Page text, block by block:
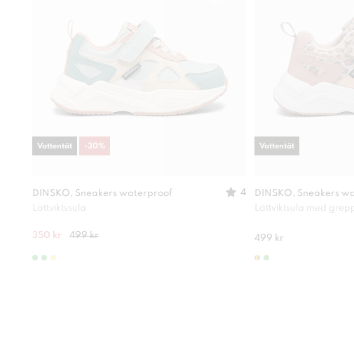
DINSKO, Sneakers waterproof
4
Lättviktssula
350 kr 499 kr
Vattentät -30%
DINSKO, Sneakers
Lättviktsula med
499 kr
Vattentät